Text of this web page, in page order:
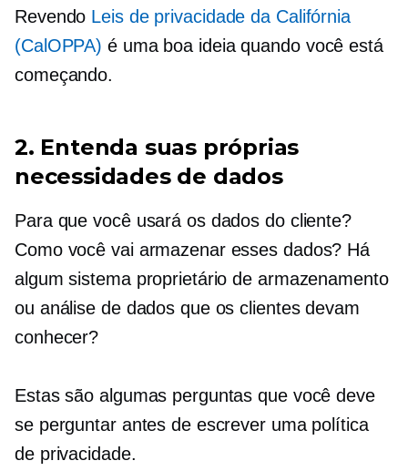
Revendo Leis de privacidade da Califórnia
(CalOPPA) é uma boa ideia quando você está
começando.
2. Entenda suas próprias
necessidades de dados
Para que você usará os dados do cliente?
Como você vai armazenar esses dados? Há
algum sistema proprietário de armazenamento
ou análise de dados que os clientes devam
conhecer?
Estas são algumas perguntas que você deve
se perguntar antes de escrever uma política
de privacidade.